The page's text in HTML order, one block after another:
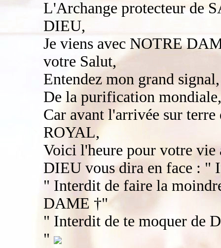
L'Archange protecteur de
DIEU,
Je viens avec NOTRE
votre Salut,
Entendez mon grand signal,
De la purification mondiale,
Car avant l'arrivée sur
ROYAL,
Voici l'heure pour votre vie
DIEU vous dira en face : "
" Interdit de faire la
DAME †"
" Interdit de te moquer de
"